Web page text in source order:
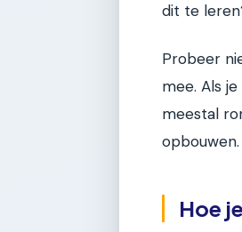
dit te
Probeer
mee. Als
meestal
opbouwen.
Hoe